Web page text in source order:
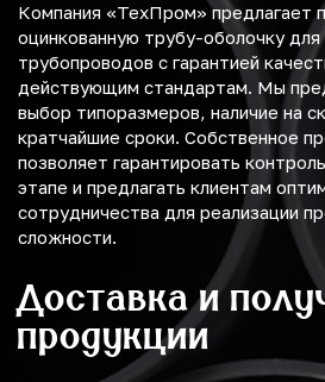
Компания «ТехПром» предлагает
оцинкованную трубу-оболочку для
трубопроводов с гарантией
действующим стандартам. Мы
выбор типоразмеров, наличие на
кратчайшие сроки. Собственное
позволяет гарантировать
этапе и предлагать клиентам
сотрудничества для реализации
сложности.
Доставка и
продукции